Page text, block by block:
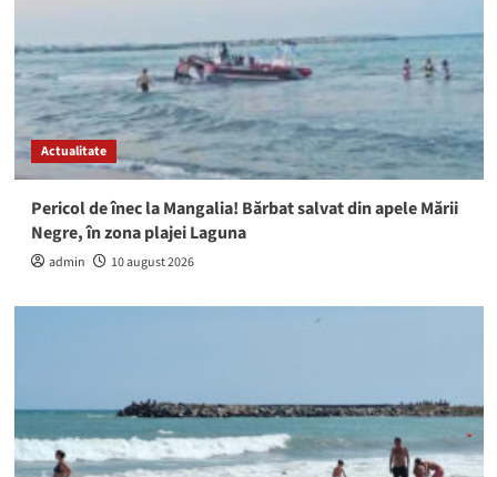
Actualitate
Pericol de înec la Mangalia! Bărbat salvat din apele Mării
Negre, în zona plajei Laguna
admin 10 august 2026